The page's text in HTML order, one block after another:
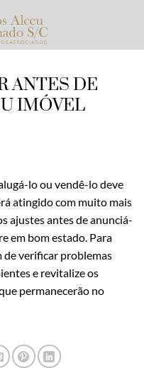
ANTES DE
IMÓVEL
lo ou vendê-lo deve
atingido com muito mais
ajustes antes de anunciá-
em bom estado. Para
de verificar problemas
e revitalize os
permanecerão no